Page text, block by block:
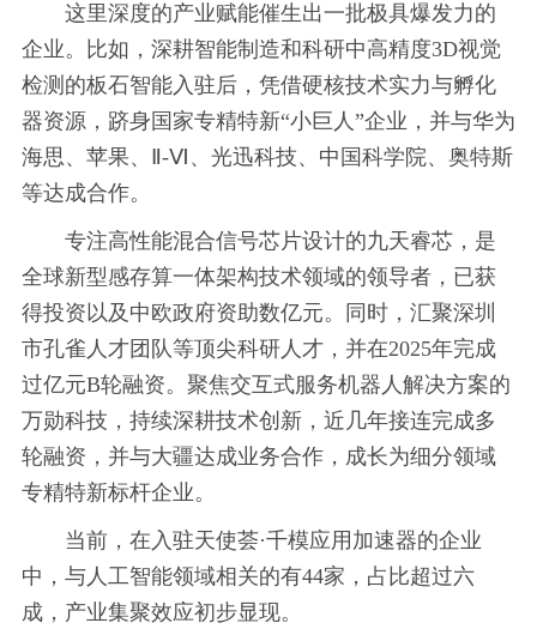
这里深度的产业赋能催生出一批极具爆发力的
企业。比如，深耕智能制造和科研中高精度3D视觉
检测的板石智能入驻后，凭借硬核技术实力与孵化
器资源，跻身国家专精特新“小巨人”企业，并与华为
海思、苹果、Ⅱ-Ⅵ、光迅科技、中国科学院、奥特斯
等达成合作。
专注高性能混合信号芯片设计的九天睿芯，是
全球新型感存算一体架构技术领域的领导者，已获
得投资以及中欧政府资助数亿元。同时，汇聚深圳
市孔雀人才团队等顶尖科研人才，并在2025年完成
过亿元B轮融资。聚焦交互式服务机器人解决方案的
万勋科技，持续深耕技术创新，近几年接连完成多
轮融资，并与大疆达成业务合作，成长为细分领域
专精特新标杆企业。
当前，在入驻天使荟·千模应用加速器的企业
中，与人工智能领域相关的有44家，占比超过六
成，产业集聚效应初步显现。